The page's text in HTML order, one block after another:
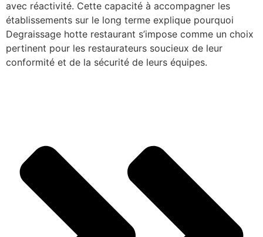
avec réactivité. Cette capacité à accompagner les
établissements sur le long terme explique pourquoi
Degraissage hotte restaurant s’impose comme un choix
pertinent pour les restaurateurs soucieux de leur
conformité et de la sécurité de leurs équipes.